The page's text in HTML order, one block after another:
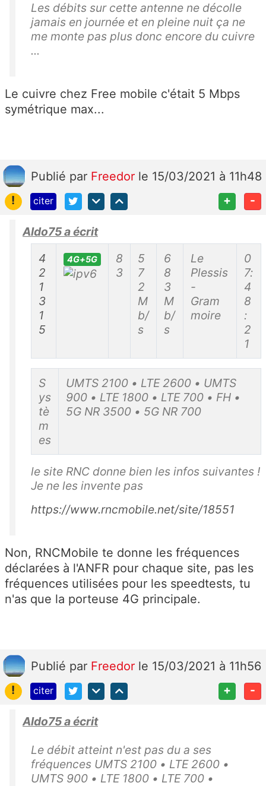
Les débits sur cette antenne ne décolle
jamais en journée et en pleine nuit ça ne
me monte pas plus donc encore du cuivre
...
Le cuivre chez Free mobile c'était 5 Mbps
symétrique max...
Publié par Freedor le 15/03/2021 à 11h48
!
citer + -
Aldo75 a écrit
4
2
1
3
1
5
4G+5G
8
3
5
7
2
M
b/
s
6
8
3
M
b/
s
Le
Plessis
-
Gram
moire
0
7:
4
8
:
2
1
S
ys
tè
m
es
UMTS 2100 • LTE 2600 • UMTS
900 • LTE 1800 • LTE 700 • FH •
5G NR 3500 • 5G NR 700
le site RNC donne bien les infos suivantes !
Je ne les invente pas
https://www.rncmobile.net/site/18551
Non, RNCMobile te donne les fréquences
déclarées à l'ANFR pour chaque site, pas les
fréquences utilisées pour les speedtests, tu
n'as que la porteuse 4G principale.
Publié par Freedor le 15/03/2021 à 11h56
!
citer + -
Aldo75 a écrit
Le débit atteint n'est pas du a ses
fréquences UMTS 2100 • LTE 2600 •
UMTS 900 • LTE 1800 • LTE 700 •